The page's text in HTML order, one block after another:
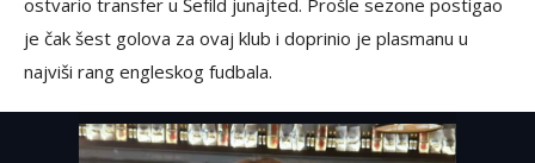
ostvario transfer u Šefild junajted. Prošle sezone postigao
je čak šest golova za ovaj klub i doprinio je plasmanu u
najviši rang engleskog fudbala.